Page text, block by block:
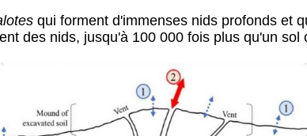
qui forment d'immenses nids profonds et
des nids, jusqu'à 100 000 fois plus qu'un